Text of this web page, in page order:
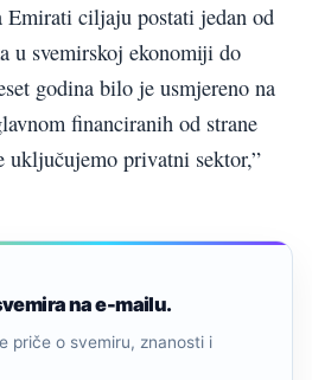
Emirati ciljaju postati jedan od
u svemirskoj ekonomiji do
godina bilo je usmjereno na
financiranih od strane
uključujemo privatni sektor,”
na e-mailu.
priče o svemiru, znanosti i